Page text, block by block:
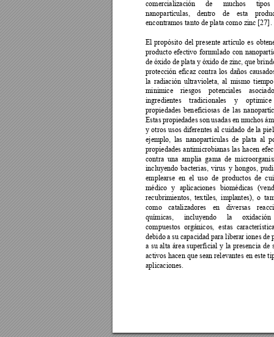
comercialización
de muchos
tipos
nanopartículas,
dentro de esta
encontramos tanto de plata como zinc [27].
El propósito del presente artículo es
producto efectivo formulado con
de óxido de plata y óxido de zinc, que
protección eficaz contra los daños
la radiación ultravioleta, al mismo
minimice
riesgos potenciales
ingredientes
tradicionales y
optimice
propiedades beneficiosas de las nanopartíc
Estas propiedades son usadas enmuchos
y otros usos diferentes al cuidado de la
ejemplo, las nanopartículas de plata al
propiedades antimicrobianas las hacen
contra una amplia gama de
incluyendo bacterias, virus y hongos,
emplearse en el uso de productos de
médico y aplicaciones biomédicas (vend
recubrimientos, textiles, implantes), o
como
catalizadores en diversas
químicas,
incluyendo la
oxidación
compuestos orgánicos, estas
debido a su capacidad para liberar iones de
a su alta área superficial y la presencia de
activos hacen que sean relevantes en este
aplicaciones.